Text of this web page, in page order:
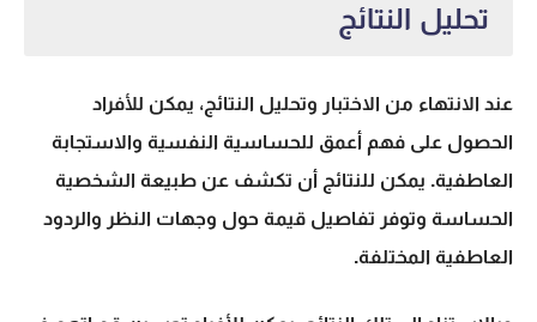
تحليل النتائج
عند الانتهاء من الاختبار وتحليل النتائج، يمكن للأفراد
الحصول على فهم أعمق للحساسية النفسية والاستجابة
العاطفية. يمكن للنتائج أن تكشف عن طبيعة الشخصية
الحساسة وتوفر تفاصيل قيمة حول وجهات النظر والردود
العاطفية المختلفة.